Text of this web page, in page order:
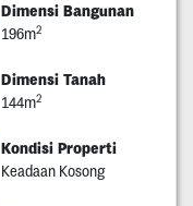
Dimensi Bangunan
196m2
Dimensi Tanah
144m2
Kondisi Properti
Keadaan Kosong